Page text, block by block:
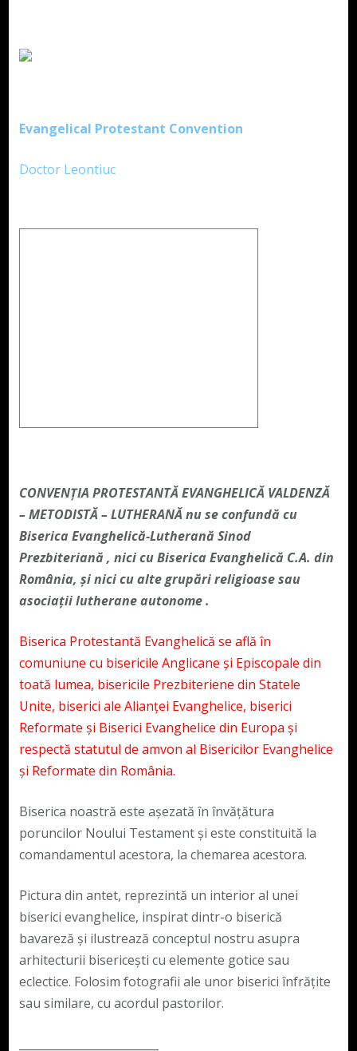
Evangelical Protestant Convention
Doctor Leontiuc
CONVENŢIA PROTESTANTĂ EVANGHELICĂ VALDENZĂ
– METODISTĂ – LUTHERANĂ nu se confundă cu
Biserica Evanghelică-Lutherană Sinod
Prezbiteriană , nici cu Biserica Evanghelică C.A. din
România, și nici cu alte grupări religioase sau
asociații lutherane autonome .
Biserica Protestantă Evanghelică se află în
comuniune cu bisericile Anglicane și Episcopale din
toată lumea, bisericile Prezbiteriene din Statele
Unite, biserici ale Alianței Evanghelice, biserici
Reformate și Biserici Evanghelice din Europa și
respectă statutul de amvon al Bisericilor Evanghelice
și Reformate din România.
Biserica noastră este așezată în învățătura
poruncilor Noului Testament și este constituită la
comandamentul acestora, la chemarea acestora.
Pictura din antet, reprezintă un interior al unei
biserici evanghelice, inspirat dintr-o biserică
bavareză și ilustrează conceptul nostru asupra
arhitecturii bisericești cu elemente gotice sau
eclectice. Folosim fotografii ale unor biserici înfrățite
sau similare, cu acordul pastorilor.